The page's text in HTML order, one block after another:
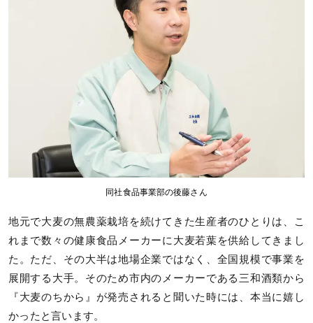
同社食品事業部の後藤さん
地元で大麦の無農薬栽培を続けてきた生産者のひとりは、こ
れまで数々の健康食品メーカーに大麦若葉を供給してきまし
た。ただ、その大半は地場企業ではなく、全国規模で事業を
展開する大手。そのため市内のメーカーである三和酒類から
『大麦のちから』が発売されると聞いた時には、本当に嬉し
かったと言います。